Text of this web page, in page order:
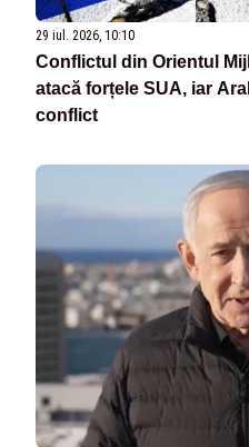
29 iul. 2026, 10:10
Conflictul din Orientul
atacă forțele SUA, iar
conflict